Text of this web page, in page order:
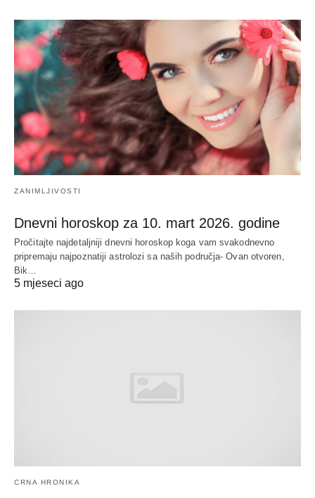
ZANIMLJIVOSTI
Dnevni horoskop za 10. mart 2026. godine
Pročitajte najdetaljniji dnevni horoskop koga vam svakodnevno
pripremaju najpoznatiji astrolozi sa naših područja- Ovan otvoren,
Bik…
5 mjeseci ago
CRNA HRONIKA